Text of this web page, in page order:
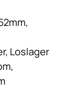
Loslager